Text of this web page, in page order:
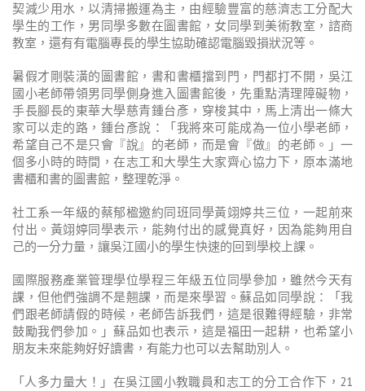
契減少用水，以清掃搬運為主，由經驗豐富的慈濟志工分配大
學生的工作，男同學多數在圖書館，女同學到美術教室，諮商
教室，還有有電腦專長的學生協助確認電腦毀損狀況等。
暑假才剛裝潢的圖書館，書和書櫃擋到門，門都打不開，吳江
國小老師帶領男同學側身進入圖書館後，先重點清理障礙物，
手長腳長的東華大學慈青鍾台彥，穿梭其中，馬上清出一條大
家可以走的路，鍾台彥說：「我將來可能成為一位小學老師，
希望自己不是只會『說』的老師，而是會『做』的老師。」一
個多小時的時間，在志工和大學生大家齊心協力下，原本滿地
書櫃和書的圖書館，整理乾淨。
社工系一年級的蔡郁楹邀約同班同學黃翊婷共三位，一起前來
付出。黃翊婷同學表示，能夠付出的感覺真好，因為能夠用自
己的一分力量，讓吳江國小的學生快速的回到學校上課。
國際服務產業管理學位學程三年級五位同學參加，雖然今天有
課，但他們強調不是翹課，而是來學習。蘇品如同學說：「我
們跟老師請假的時候，老師告訴我們，這是很難得經驗，非常
鼓勵我們參加。」蘇品如也表示，這是福田一起耕，也希望小
朋友未來能夠好好讀書，有能力也可以去幫助別人。
「人多力量大！」在吳江國小教職員和志工的分工合作下，21